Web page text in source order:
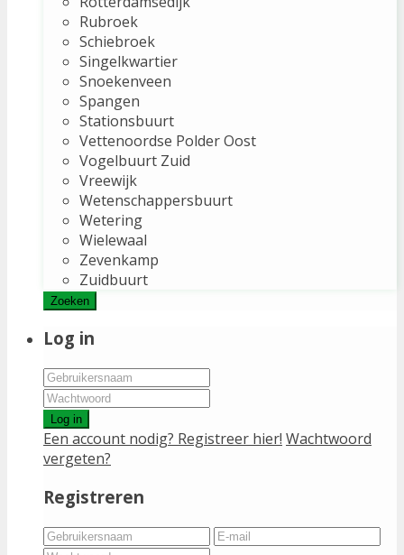
Rubroek
Schiebroek
Singelkwartier
Snoekenveen
Spangen
Stationsbuurt
Vettenoordse Polder Oost
Vogelbuurt Zuid
Vreewijk
Wetenschappersbuurt
Wetering
Wielewaal
Zevenkamp
Zuidbuurt
Zoeken
Log in
Log in
Een account nodig? Registreer hier! Wachtwoord
vergeten?
Registreren